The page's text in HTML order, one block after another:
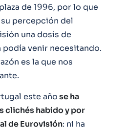
de 1996, por lo que
percepción del
una dosis de
venir necesitando.
es la que nos
este añose ha
clichés habido y por
de Eurovisión: ni ha